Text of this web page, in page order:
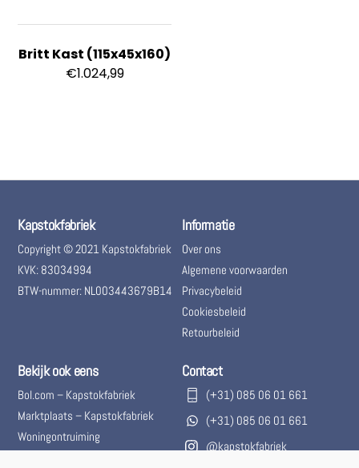
Britt Kast (115x45x160)
€1.024,99
Kapstokfabriek
Copyright © 2021 Kapstokfabriek
KVK: 83034994
BTW-nummer: NL003443679B14
Informatie
Over ons
Algemene voorwaarden
Privacybeleid
Cookiesbeleid
Retourbeleid
Bekijk ook eens
Bol.com – Kapstokfabriek
Marktplaats – Kapstokfabriek
Woningontruiming
Contact
(+31) 085 06 01 661
(+31) 085 06 01 661
@kapstokfabriek